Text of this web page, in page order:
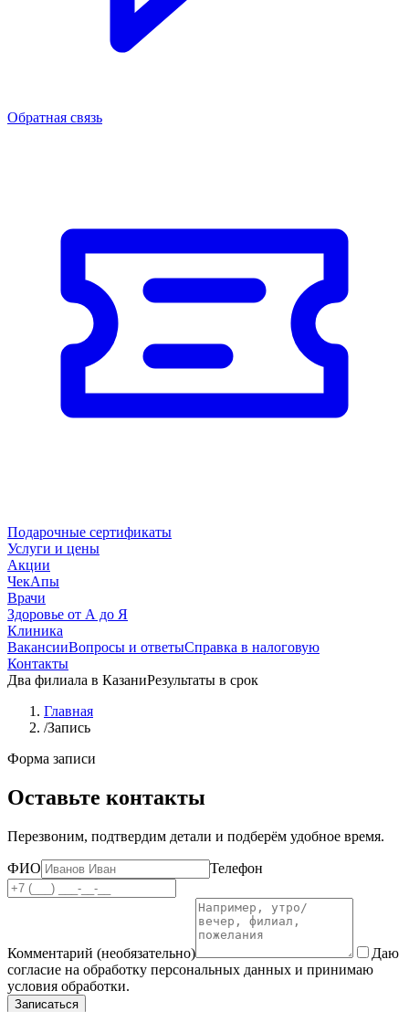
Обратная связь
Подарочные сертификаты
Услуги и цены
Акции
ЧекАпы
Врачи
Здоровье от А до Я
Клиника
ВакансииВопросы и ответыСправка в налоговую
Контакты
Два филиала в КазаниРезультаты в срок
Главная
/Запись
Форма записи
Оставьте контакты
Перезвоним, подтвердим детали и подберём удобное время.
ФИО Телефон
Комментарий (необязательно)
Даю
согласие на обработку персональных данных и принимаю
условия обработки.
Записаться